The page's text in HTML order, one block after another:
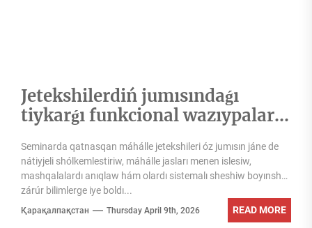
Jetekshilerdiń jumısındaǵı
tiykarǵı funkcional wazıypaları
kónlikpeler berildi
Seminarda qatnasqan máhálle jetekshileri óz jumısın jáne de
nátiyjeli shólkemlestiriw, máhálle jasları menen islesiw,
mashqalalardı anıqlaw hám olardı sistemalı sheshiw boyınsha
zárúr bilimlerge iye boldı...
Қарақалпақстан Thursday April 9th, 2026 READ MORE